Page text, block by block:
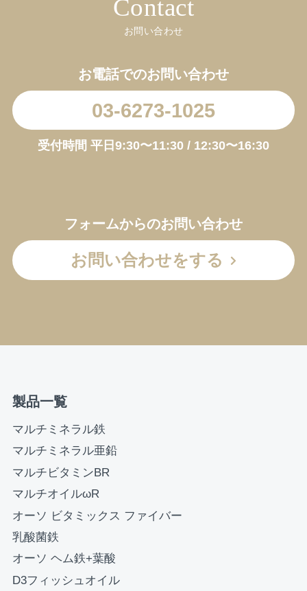
お買い物を続ける
Contact
お問い合わせ
お電話でのお問い合わせ
03-6273-1025
受付時間 平日9:30〜11:30 / 12:30〜16:30
フォームからのお問い合わせ
お問い合わせをする
製品一覧
マルチミネラル鉄
マルチミネラル亜鉛
マルチビタミンBR
マルチオイルωR
オーソ ビタミックス ファイバー
乳酸菌鉄
オーソ ヘム鉄+葉酸
D3フィッシュオイル